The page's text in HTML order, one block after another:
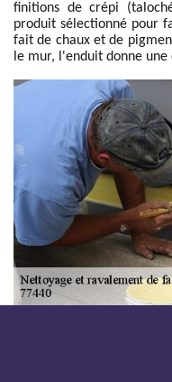
finitions de crépi
produit sélectionné pour
fait de chaux et de
le mur, l'enduit donne